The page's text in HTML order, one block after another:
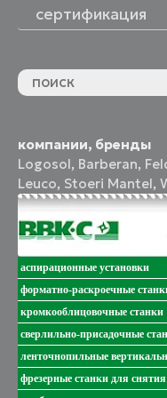
сертификация
компании, бренды
Logosol, Barberan,
Leuco, Stoeri Mantel,
аспирационные установки
форматно-раскроечные
кромкооблицовочные станки
сверлильно-присадочные
ленточнопильные
фрезерные станки для снятия